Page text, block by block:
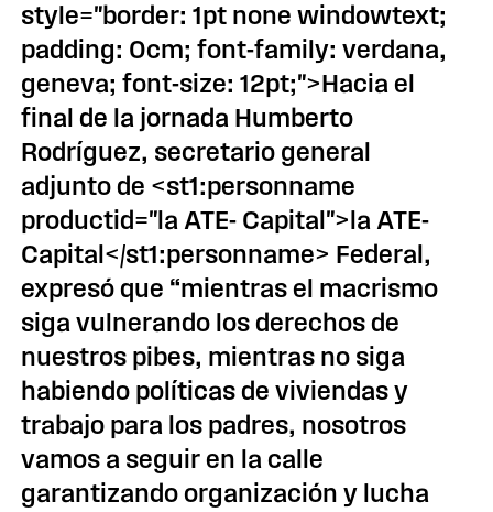
style="border: 1pt none windowtext;
padding: 0cm; font-family: verdana,
geneva; font-size: 12pt;">Hacia el
final de la jornada Humberto
Rodríguez, secretario general
adjunto de <st1:personname
productid="la ATE- Capital">la ATE-
Capital</st1:personname> Federal,
expresó que “mientras el macrismo
siga vulnerando los derechos de
nuestros pibes, mientras no siga
habiendo políticas de viviendas y
trabajo para los padres, nosotros
vamos a seguir en la calle
garantizando organización y lucha